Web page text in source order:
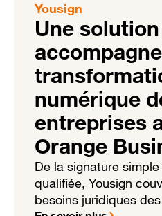
Yousign
Une
numérique
entreprises
Orange
De la signature
qualifiée, Yousign
besoins juridiques